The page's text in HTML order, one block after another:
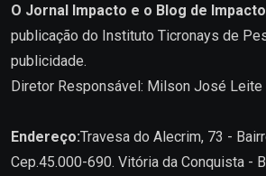
O Jornal Impacto e o Blog de
publicação do Instituto Ticronays de
publicidade.
Diretor Responsável: Milson José Leite
Endereço:Travesa do Alecrim, 73 -
Cep.45.000-690. Vitória da Conquista -